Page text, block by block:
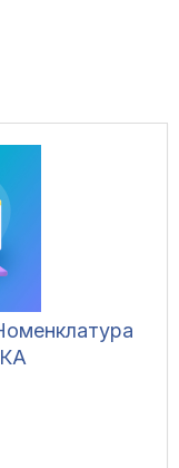
КА